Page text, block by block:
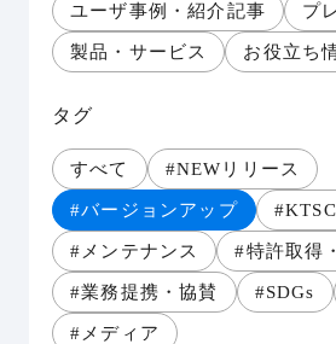
ユーザ事例・紹介記事 プ
製品・サービス お役立ち
タグ
すべて #NEWリリース
#バージョンアップ
#メンテナンス #特許取得
#業務提携・協賛 #SDGs
#メディア